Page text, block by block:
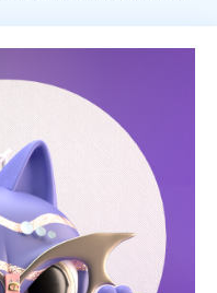
interacting with